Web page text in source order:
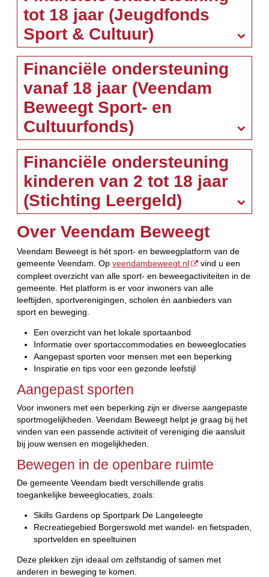
tot 18 jaar (Jeugdfonds
Sport & Cultuur)
Financiële ondersteuning
vanaf 18 jaar (Veendam
Beweegt Sport- en
Cultuurfonds)
Financiële ondersteuning
kinderen van 2 tot 18 jaar
(Stichting Leergeld)
Over Veendam Beweegt
Veendam Beweegt is hét sport- en beweegplatform van de
gemeente Veendam. Opveendambeweegt.nl
vind u een
compleet overzicht van alle sport- en beweegactiviteiten in de
gemeente. Het platform is er voor inwoners van alle
leeftijden, sportverenigingen, scholen én aanbieders van
sport en beweging.
Een overzicht van het lokale sportaanbod
Informatie over sportaccommodaties en beweeglocaties
Aangepast sporten voor mensen met een beperking
Inspiratie en tips voor een gezonde leefstijl
Aangepast sporten
Voor inwoners met een beperking zijn er diverse aangepaste
sportmogelijkheden. Veendam Beweegt helpt je graag bij het
vinden van een passende activiteit of vereniging die aansluit
bij jouw wensen en mogelijkheden.
Bewegen in de openbare ruimte
De gemeente Veendam biedt verschillende gratis
toegankelijke beweeglocaties, zoals:
Skills Gardens op Sportpark De Langeleegte
Recreatiegebied Borgerswold met wandel- en fietspaden,
sportvelden en speeltuinen
Deze plekken zijn ideaal om zelfstandig of samen met
anderen in beweging te komen.